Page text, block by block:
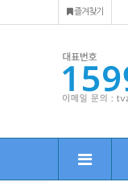
즐겨찾기